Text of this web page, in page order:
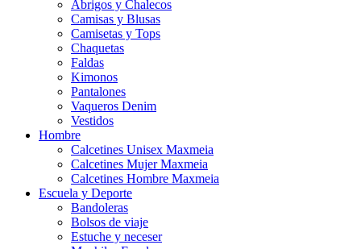
Abrigos y Chalecos
Camisas y Blusas
Camisetas y Tops
Chaquetas
Faldas
Kimonos
Pantalones
Vaqueros Denim
Vestidos
Hombre
Calcetines Unisex Maxmeia
Calcetines Mujer Maxmeia
Calcetines Hombre Maxmeia
Escuela y Deporte
Bandoleras
Bolsos de viaje
Estuche y neceser